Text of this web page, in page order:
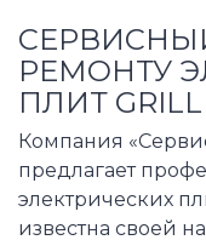
РЕМОНТУ
ПЛИТ GRILL
Компания
предлагает
электрических
известна своей